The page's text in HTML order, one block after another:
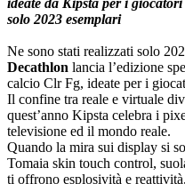
ideate da Kipsta per i
solo 2023 esemplari
Ne sono stati realizzati solo
Decathlon lancia l’edizione
calcio Clr Fg, ideate per i
Il confine tra reale e virtuale
quest’anno Kipsta celebra i
televisione ed il mondo reale.
Quando la mira sui display si
Tomaia skin touch control,
ti offrono esplosività e